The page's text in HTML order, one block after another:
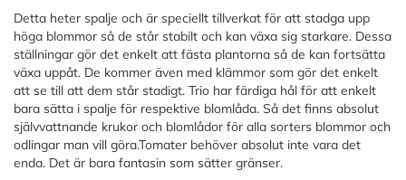
Detta heter spalje och är speciellt tillverkat för att stadga upp
höga blommor så de står stabilt och kan växa sig starkare. Dessa
ställningar gör det enkelt att fästa plantorna så de kan fortsätta
växa uppåt. De kommer även med klämmor som gör det enkelt
att se till att dem står stadigt. Trio har färdiga hål för att enkelt
bara sätta i spalje för respektive blomlåda. Så det finns absolut
självvattnande krukor och blomlådor för alla sorters blommor och
odlingar man vill göra.Tomater behöver absolut inte vara det
enda. Det är bara fantasin som sätter gränser.